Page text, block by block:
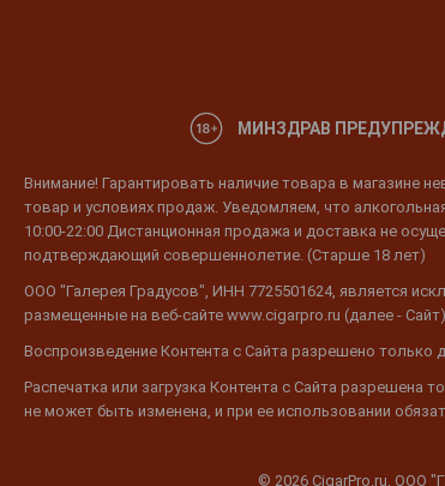
МИНЗДРАВ
Внимание! Гарантировать наличие товара в магазине
товар и условиях продаж. Уведомляем, что
10:00-22:00 Дистанционная продажа и доставка не
подтверждающий совершеннолетие. (Старше 18 лет)
ООО "Галерея Градусов", ИНН 7725501624, является
размещенные на веб-сайте www.cigarpro.ru (далее -
Воспроизведение Контента с Сайта разрешено только
Распечатка или загрузка Контента с Сайта разрешена
не может быть изменена, и при ее использовании
© 2026 CigarPro.ru, ООО